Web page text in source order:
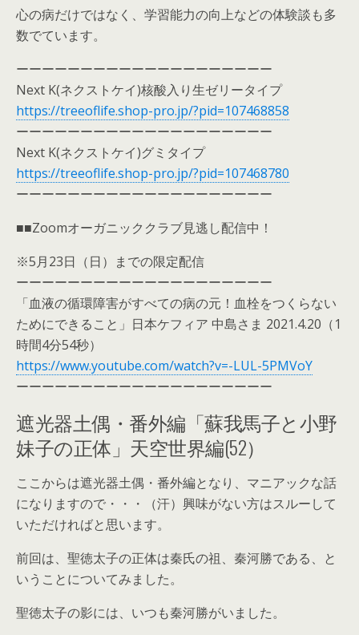
心の病だけではなく、学習能力の向上などの体験談も多
数でています。
ーーーーーーーーーーーーーーーーーーーー
Next K(ネクストケイ)核酸入り生ゼリータイプ
https://treeoflife.shop-pro.jp/?pid=107468858
ーーーーーーーーーーーーーーーーーーーー
Next K(ネクストケイ)グミタイプ
https://treeoflife.shop-pro.jp/?pid=107468780
ーーーーーーーーーーーーーーーーーーーー
■■Zoomオーガニッククラブ見逃し配信中！
※5月23日（日）までの限定配信
ーーーーーーーーーーーーーーーーーーーー
「血液の循環障害がすべての病の元！血栓をつくらない
ためにできること」日本ケフィア 中島さま 2021.4.20（1
時間4分54秒）
https://www.youtube.com/watch?v=-LUL-5PMVoY
ーーーーーーーーーーーーーーーーーーーー
遮光器土偶・番外編「蘇我馬子と小野
妹子の正体」天空世界編(52）
ここからは遮光器土偶・番外編となり、マニアックな話
になりますので・・・（汗）興味がない方はスルーして
いただければと思います。
前回は、聖徳太子の正体は秦氏の祖、秦河勝である、と
いうことについてみました。
聖徳太子の影には、いつも秦河勝がいました。